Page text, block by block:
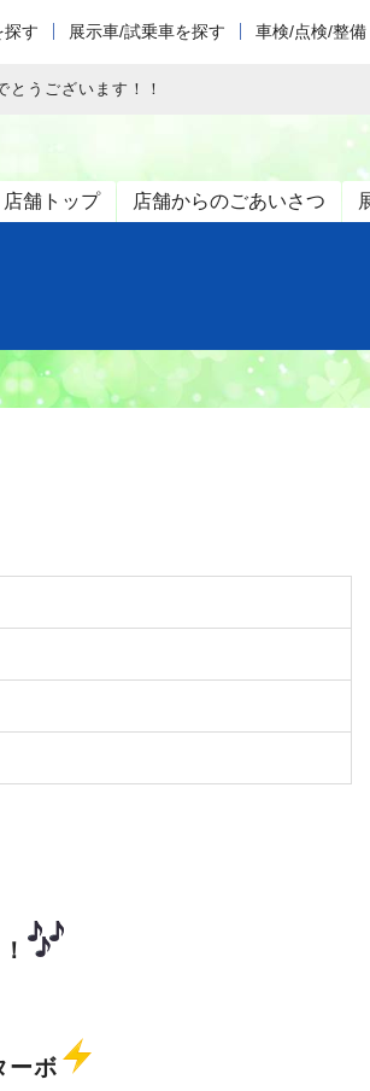
探す 展示車/試乗車を探す 車検/点検/整備
とうございます！！
店舗トップ 店舗からのごあいさつ
ボ